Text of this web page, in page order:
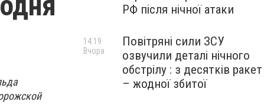
РФ після нічної атаки
Повітряні сили ЗСУ
озвучили деталі нічного
обстрілу : з десятків ракет
– жодної збитої
14:19
Вчора